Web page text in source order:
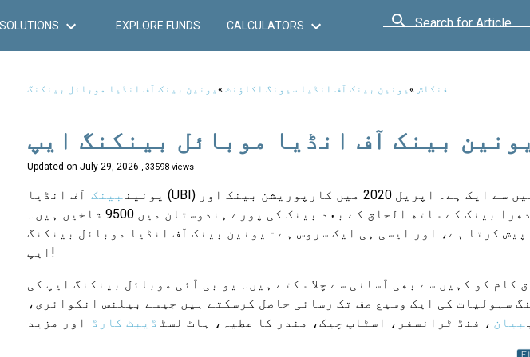
SOLUTIONS EXPLORE FUNDS CALCULATORS Search for Article
فنکاش » یونین بینک آف انڈیا سیونگ اکاؤنٹ » یونین بینک آف انڈیا موبائل بینکنگ
یونین بینک آف انڈیا موبائل بینکنگ ایپ
Updated on July 29, 2026 , 33598 views
یونین بینک آف انڈیا (UBI) ہندوستان کے سب سے بڑے سرکاری بینکوں میں سے ایک ہے۔ اپریل 2020 میں کارپوریشن بینک اور
آندھرا بینک کے ساتھ الحاق کے بعد بینک کی پورے ہندوستان میں 9500 شاخیں ہیں۔ UBI اپنے صارفین کو پریشانی سے پاک
کرتا ہے، اور ایسی ہی ایک سروس ہے - یونین بینک آف انڈیا موبائل بینکنگ
ایپ!
کام کو کہیں سے بھی آسانی سے چلا سکتے ہیں۔ یو بی آئی موبائل بینکنگ ایپ کی
سہولیات کی ایک وسیع صف تک رسائی حاصل کرسکتے ہیں جیسے بیلنس انکوائری،
بیان ، فنڈ ٹرانسفر، اسٹاپ چیک، مندر کا عطیہ، ہاٹ لسٹ ڈیبٹ کارڈ